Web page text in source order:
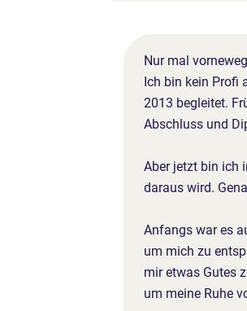
Nur mal
Ich bin kein Profi
2013 begleitet.
Abschluss und
Aber jetzt bin ich
daraus wird.
Anfangs war es
um mich zu
mir etwas Gutes
um meine Ruhe